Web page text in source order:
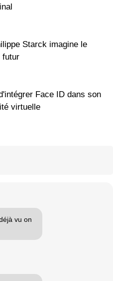
Starck imagine le
futur
Face ID dans son
virtuelle
vu on